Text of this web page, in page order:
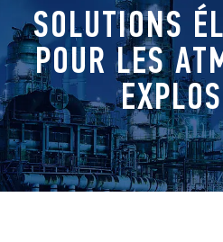
SOLUTIONS
POUR LES